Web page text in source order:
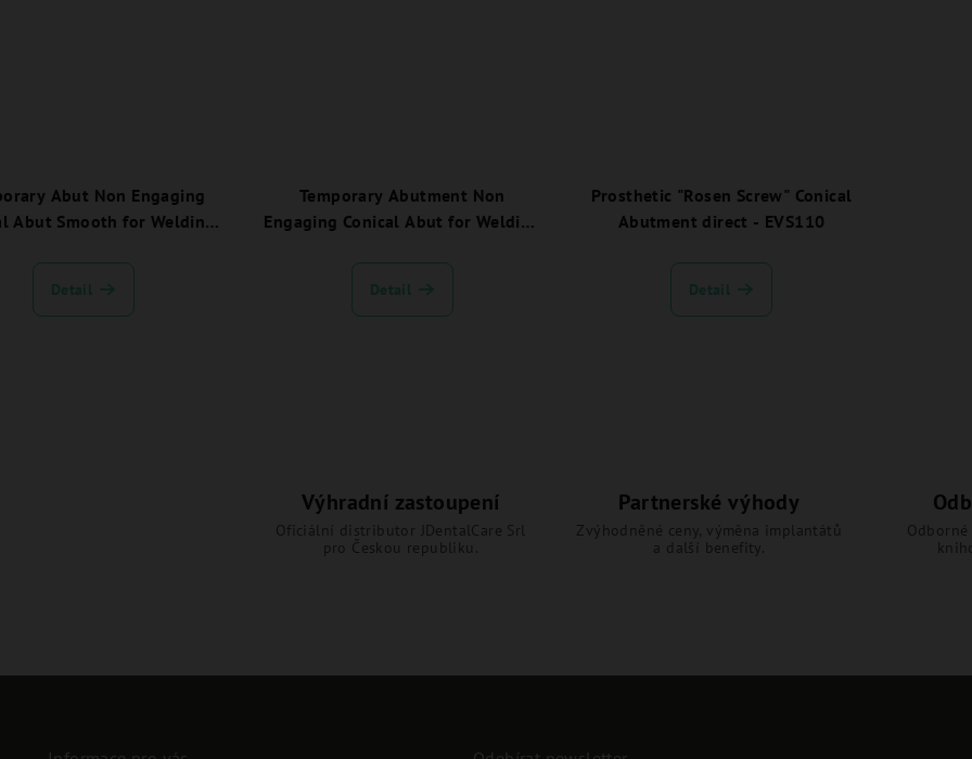
Abut Non Engaging
Abut Smooth for Welding
Detail
Temporary Abutment Non
Engaging Conical Abut for Welding
Detail
Prosthetic "Rosen Screw" Conical
Abutment direct - EVS110
Detail
Výhradní zastoupení
Oficiální distributor JDentalCare Srl
pro Českou republiku.
Partnerské výhody
Zvýhodněné ceny, výměna implantátů
a další benefity.
Odborné